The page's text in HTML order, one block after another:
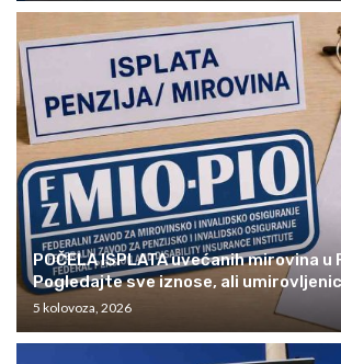
POČELA ISPLATA uvećanih mirovina u
Pogledajte sve iznose, ali
5 kolovoza, 2026